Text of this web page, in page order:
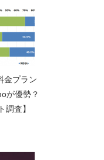
金プラン
が優勢？
調査】